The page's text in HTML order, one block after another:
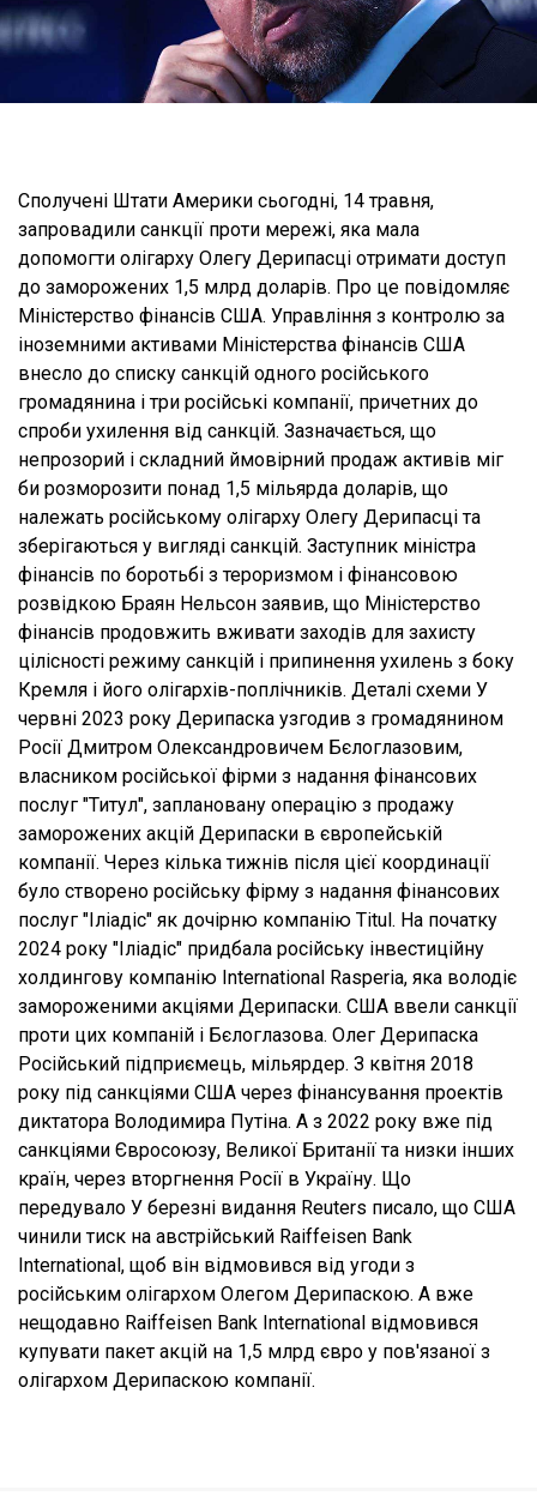
Сполучені Штати Америки сьогодні, 14 травня,
запровадили санкції проти мережі, яка мала
допомогти олігарху Олегу Дерипасці отримати доступ
до заморожених 1,5 млрд доларів. Про це повідомляє
Міністерство фінансів США. Управління з контролю за
іноземними активами Міністерства фінансів США
внесло до списку санкцій одного російського
громадянина і три російські компанії, причетних до
спроби ухилення від санкцій. Зазначається, що
непрозорий і складний ймовірний продаж активів міг
би розморозити понад 1,5 мільярда доларів, що
належать російському олігарху Олегу Дерипасці та
зберігаються у вигляді санкцій. Заступник міністра
фінансів по боротьбі з тероризмом і фінансовою
розвідкою Браян Нельсон заявив, що Міністерство
фінансів продовжить вживати заходів для захисту
цілісності режиму санкцій і припинення ухилень з боку
Кремля і його олігархів-поплічників. Деталі схеми У
червні 2023 року Дерипаска узгодив з громадянином
Росії Дмитром Олександровичем Бєлоглазовим,
власником російської фірми з надання фінансових
послуг "Титул", заплановану операцію з продажу
заморожених акцій Дерипаски в європейській
компанії. Через кілька тижнів після цієї координації
було створено російську фірму з надання фінансових
послуг "Іліадіс" як дочірню компанію Titul. На початку
2024 року "Іліадіс" придбала російську інвестиційну
холдингову компанію International Rasperia, яка володіє
замороженими акціями Дерипаски. США ввели санкції
проти цих компаній і Бєлоглазова. Олег Дерипаска
Російський підприємець, мільярдер. З квітня 2018
року під санкціями США через фінансування проектів
диктатора Володимира Путіна. А з 2022 року вже під
санкціями Євросоюзу, Великої Британії та низки інших
країн, через вторгнення Росії в Україну. Що
передувало У березні видання Reuters писало, що США
чинили тиск на австрійський Raiffeisen Bank
International, щоб він відмовився від угоди з
російським олігархом Олегом Дерипаскою. А вже
нещодавно Raiffeisen Bank International відмовився
купувати пакет акцій на 1,5 млрд євро у пов'язаної з
олігархом Дерипаскою компанії.